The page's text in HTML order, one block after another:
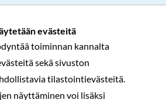
evästeitä
toiminnan kannalta
sekä sivuston
tilastointievästeitä.
näyttäminen voi lisäksi